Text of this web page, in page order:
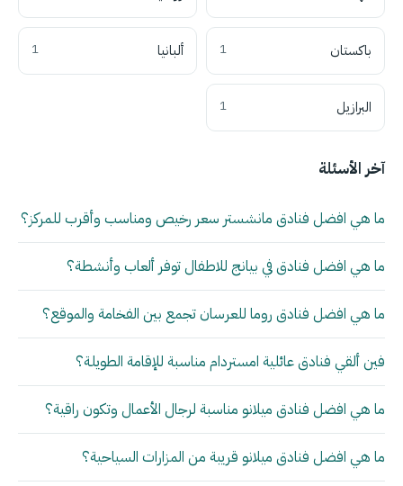
باكستان 1 ألبانيا 1
البرازيل 1
آخر الأسئلة
ما هي افضل فنادق مانشستر سعر رخيص ومناسب وأقرب للمركز؟
ما هي افضل فنادق في بيانج للاطفال توفر ألعاب وأنشطة؟
ما هي افضل فنادق روما للعرسان تجمع بين الفخامة والموقع؟
فين ألقي فنادق عائلية امستردام مناسبة للإقامة الطويلة؟
ما هي افضل فنادق ميلانو مناسبة لرجال الأعمال وتكون راقية؟
ما هي افضل فنادق ميلانو قريبة من المزارات السياحية؟